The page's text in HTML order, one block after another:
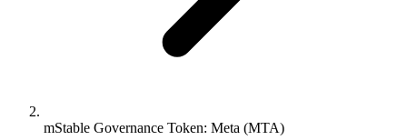
mStable Governance Token: Meta (MTA)